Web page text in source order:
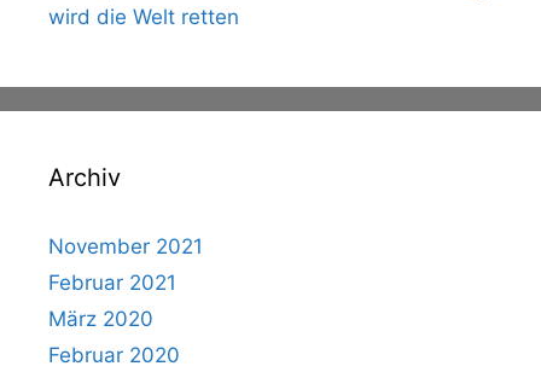
wird die Welt retten
Archiv
November 2021
Februar 2021
März 2020
Februar 2020